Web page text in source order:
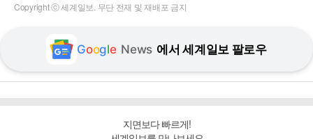
Copyright ⓒ 세계일보. 무단 전재 및 재배포 금지
Google News 에서 세계일보 팔로우
지면보다 빠르게!